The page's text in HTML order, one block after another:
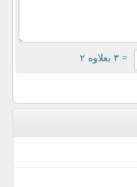
= ۳ بعلاوه ۲